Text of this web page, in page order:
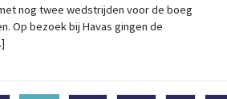
nog twee wedstrijden voor de boeg
Op bezoek bij Havas gingen de